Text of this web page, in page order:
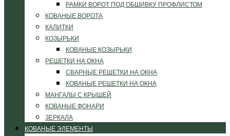
РАМКИ ВОРОТ ПОД ОБШИВКУ ПРОФЛИСТОМ
КОВАНЫЕ ВОРОТА
КАЛИТКИ
КОЗЫРЬКИ
КОВАНЫЕ КОЗЫРЬКИ
РЕШЕТКИ НА ОКНА
СВАРНЫЕ РЕШЕТКИ НА ОКНА
КОВАНЫЕ РЕШЕТКИ НА ОКНА
МАНГАЛЫ С КРЫШЕЙ
КОВАНЫЕ ФОНАРИ
ЗЕРКАЛА
КОВАНЫЕ ЭЛЕМЕНТЫ